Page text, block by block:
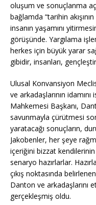
oluşum ve sonuçlanma
bağlamda “tarihin
insanın yaşamını
görüşünde. Yargılama
herkes için büyük yarar
gibidir, insanları,
Ulusal Konvansiyon
ve arkadaşlarının
Mahkemesi Başkanı,
savunmayla çürütmesi
yaratacağı sonuçların,
Jakobenler, her şeye
içeriğini bizzat
senaryo hazırlarlar.
çıkış noktasında
Danton ve arkadaşlarını
gerçekleşmiş oldu.